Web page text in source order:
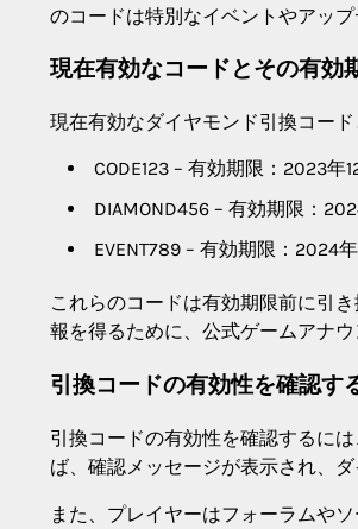
のコードは特別なイベントやアッ
現在有効なコードとその有効
現在有効なダイヤモンド引換コー
CODE123 – 有効期限：2023年
DIAMOND456 – 有効期限：
EVENT789 – 有効期限：2024
これらのコードは有効期限前に引
報を得るために、公式ゲームアナ
引換コードの有効性を確認す
引換コードの有効性を確認するに
ば、確認メッセージが表示され、
また、プレイヤーはフォーラムや